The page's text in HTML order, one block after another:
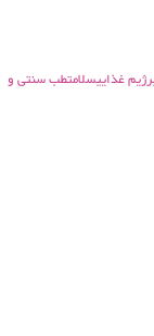
رژیم غذاییسلامتطب سنتی و